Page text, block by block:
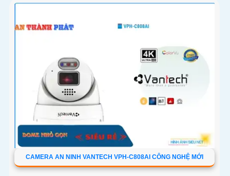
CAMERA AN NINH VANTECH VPH-C808AI CÔNG NGHỆ MỚI